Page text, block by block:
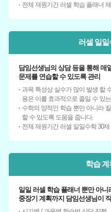
전체 재원기간 러셀 학습 플래너
러셀 일일
담임선생님의 상담 등을 통해 매
문제를 연습할 수 있도록 관리
과목 특성상 실수가 많이 발생 할
용은 이를 효과적으로 줄일 수 있
수학의 양적인 학습 뿐만 아니라
할 수 있도록 도움을 줍니다.
전체 재원기간 러셀 일일수학 30제
학습 계
일일 러셀 학습 플래너 뿐만 아
중장기 계획까지 담임선생님이